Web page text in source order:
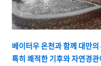
베이터우 온천과 함께 대만
특히 쾌적한 기후와 자연경